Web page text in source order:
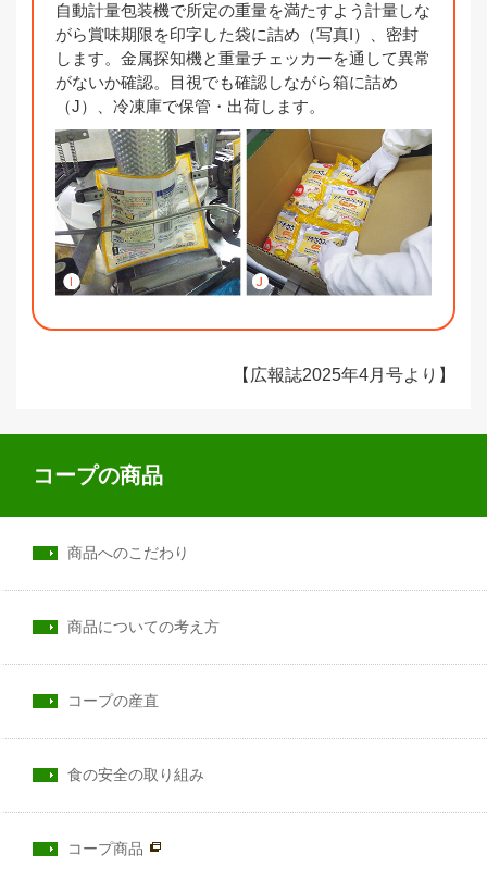
自動計量包装機で所定の重量を満たすよう計量しな
がら賞味期限を印字した袋に詰め（写真I）、密封
します。金属探知機と重量チェッカーを通して異常
がないか確認。目視でも確認しながら箱に詰め
（J）、冷凍庫で保管・出荷します。
【広報誌2025年4月号より】
コープの商品
商品へのこだわり
商品についての考え方
コープの産直
食の安全の取り組み
コープ商品